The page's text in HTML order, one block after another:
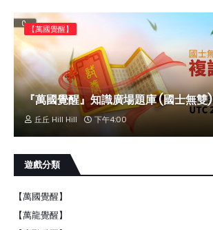
【萬國覺醒】
『萬國覺醒』知識廣場題庫 (國士無雙)
丘丘 Hill Hill 下午4:00
遊戲分類
【萬國覺醒】
【萬龍覺醒】